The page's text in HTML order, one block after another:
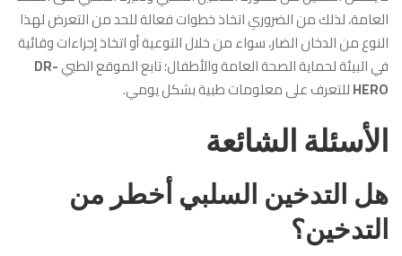
العامة، لذلك من الضروري اتخاذ خطوات فعالة للحد من التعرض لهذا
النوع من الدخان الضار، سواء من خلال التوعية أو اتخاذ إجراءات وقائية
في البيئة لحماية الصحة العامة والأطفال؛ تابع الموقع الطبيDR-
HEROللتعرف على معلومات طبية بشكل يومي.
الأسئلة الشائعة
هل التدخين السلبي أخطر من
التدخين؟